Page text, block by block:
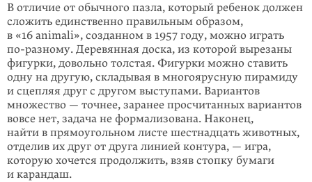
В отличие от обычного пазла, который ребенок должен
сложить единственно правильным образом,
в «16 animali», созданном в 1957 году, можно играть
по-ра­зному. Деревянная доска, из которой вырезаны
фигурки, довольно тол­стая. Фигурки можно ставить
одну на другую, складывая в многоярусную пира­миду
и сцепляя друг с другом выступами. Вариантов
множество — точнее, заранее просчитанных вариантов
вовсе нет, задача не формализована. Наконец,
найти в прямоугольном листе шестнадцать животных,
отделив их друг от друга линией контура, — игра,
которую хочется продолжить, взяв стопку бумаги
и карандаш.